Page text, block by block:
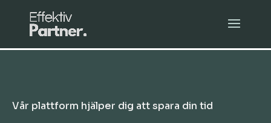
Vår plattform hjälper dig att spara din tid